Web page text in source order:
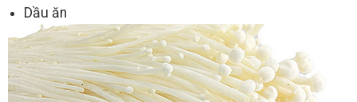
Dầu ăn